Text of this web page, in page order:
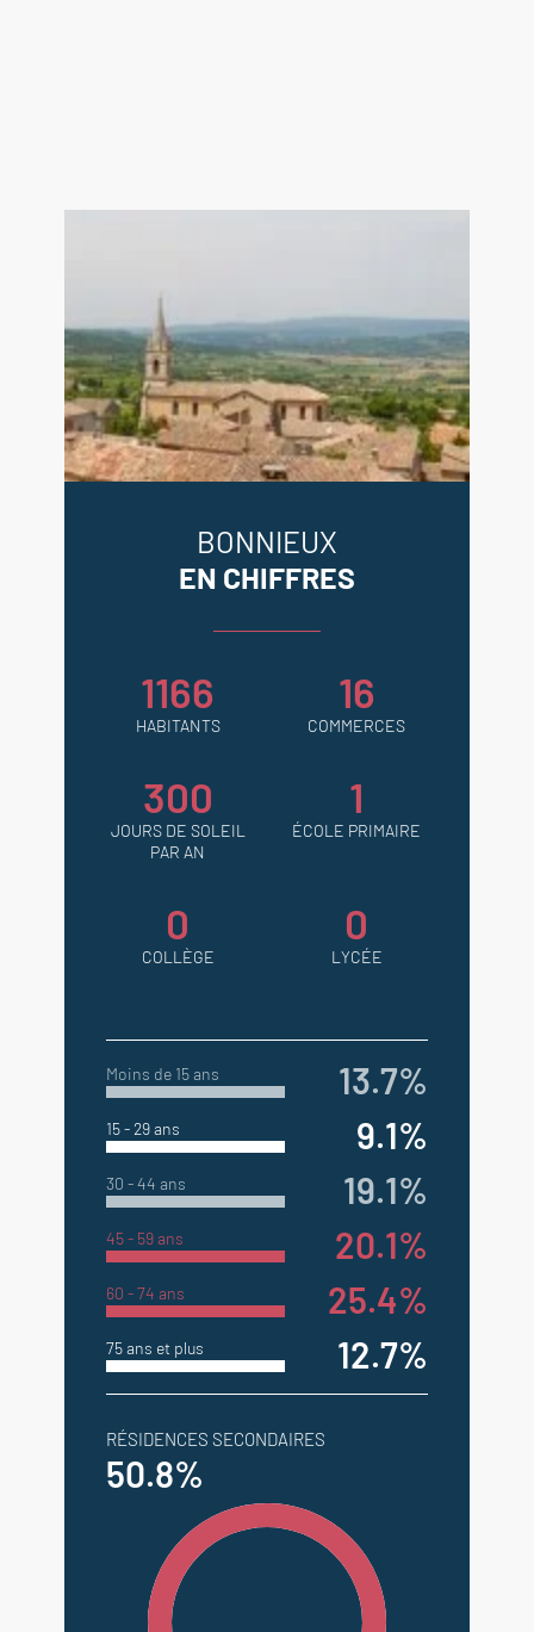
BONNIEUX
EN CHIFFRES
1166
HABITANTS
16
COMMERCES
300
JOURS DE SOLEIL
PAR AN
1
ÉCOLE PRIMAIRE
0
COLLÈGE
0
LYCÉE
Moins de 15 ans 13.7%
15 - 29 ans 9.1%
30 - 44 ans 19.1%
45 - 59 ans 20.1%
60 - 74 ans 25.4%
75 ans et plus 12.7%
RÉSIDENCES SECONDAIRES
50.8%